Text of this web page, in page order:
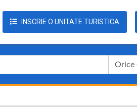
INSCRIE O UNITATE TURISTICA
Orice